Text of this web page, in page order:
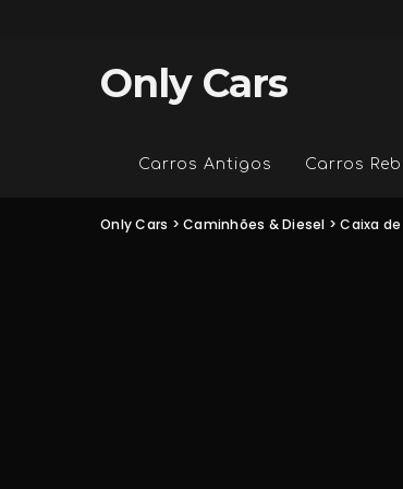
Only Cars
Carros Antigos Carros
Only Cars >Caminhões & Diesel >Caixa